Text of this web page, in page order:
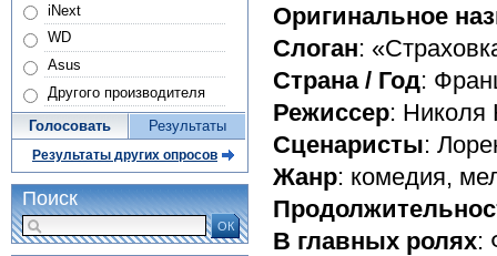
Оригинальное
Слоган:
Страна / Год:
Режиссер:
Сценаристы:
Жанр: комедия,
В главных ролях:
iNext
WD
Asus
Другого производителя
Голосовать Результаты
Результаты других опросов
Поиск
ОК